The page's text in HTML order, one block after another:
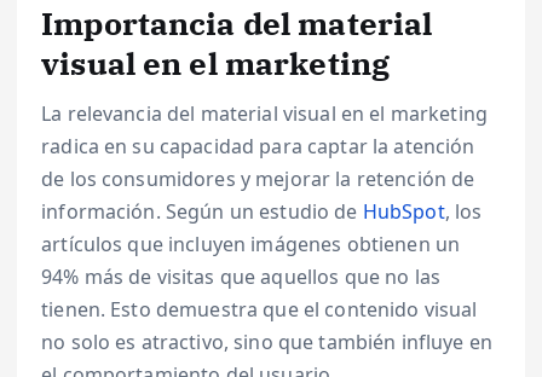
Importancia del material
visual en el marketing
La relevancia del material visual en el marketing
radica en su capacidad para captar la atención
de los consumidores y mejorar la retención de
información. Según un estudio de HubSpot, los
artículos que incluyen imágenes obtienen un
94% más de visitas que aquellos que no las
tienen. Esto demuestra que el contenido visual
no solo es atractivo, sino que también influye en